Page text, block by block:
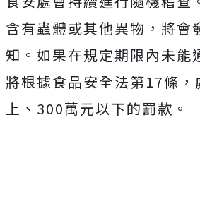
含有蟲體或其他異物，將會
知。如果在規定期限內未能
將根據食品安全法第17條，
上、300萬元以下的罰款。